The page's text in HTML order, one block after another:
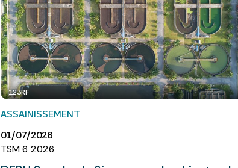
123RF
ASSAINISSEMENT
01/07/2026
TSM 6 2026